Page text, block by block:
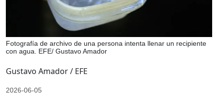
Fotografía de archivo de una persona intenta llenar un recipiente
con agua. EFE/ Gustavo Amador
Gustavo Amador / EFE
2026-06-05